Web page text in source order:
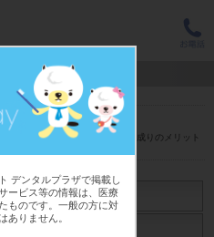
デンタルプラザで掲載し
ービス等の情報は、医療
ものです。一般の方に対
ありません。
山下 剛史 先生>
医院の組織化に向けて医療法人成りのメリット